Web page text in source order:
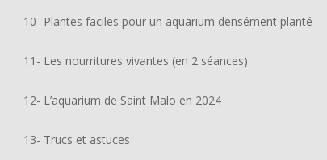
10- Plantes faciles pour un aquarium densément planté
11- Les nourritures vivantes (en 2 séances)
12- L’aquarium de Saint Malo en 2024
13- Trucs et astuces